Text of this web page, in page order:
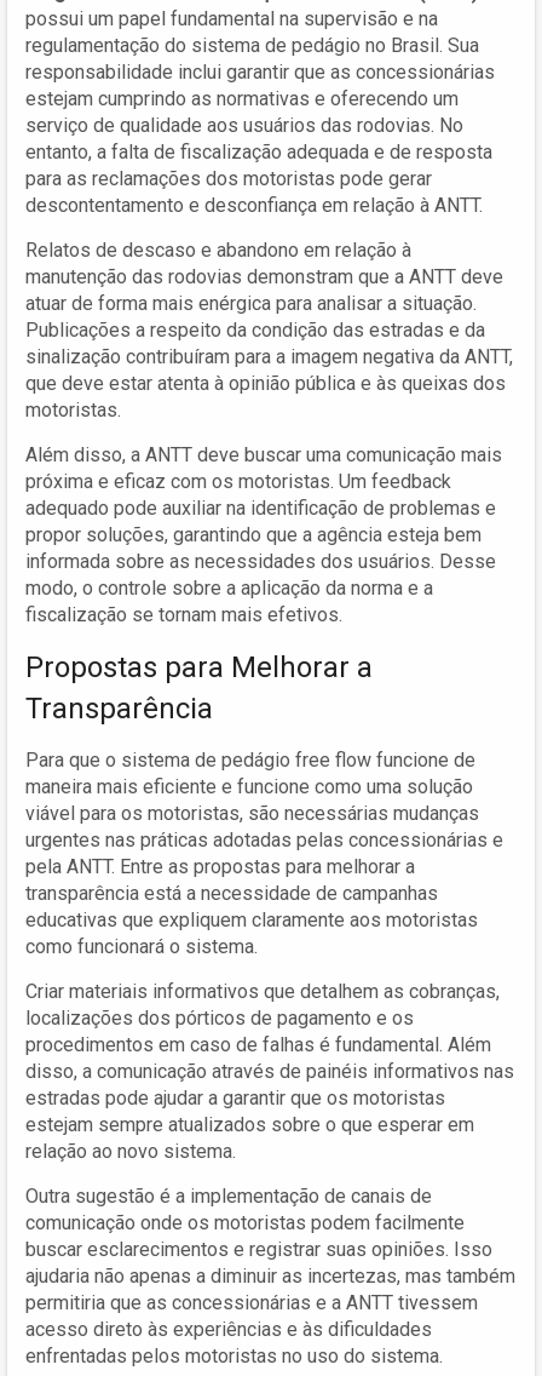
possui um papel fundamental na supervisão e na
regulamentação do sistema de pedágio no Brasil. Sua
responsabilidade inclui garantir que as concessionárias
estejam cumprindo as normativas e oferecendo um
serviço de qualidade aos usuários das rodovias. No
entanto, a falta de fiscalização adequada e de resposta
para as reclamações dos motoristas pode gerar
descontentamento e desconfiança em relação à ANTT.
Relatos de descaso e abandono em relação à
manutenção das rodovias demonstram que a ANTT deve
atuar de forma mais enérgica para analisar a situação.
Publicações a respeito da condição das estradas e da
sinalização contribuíram para a imagem negativa da ANTT,
que deve estar atenta à opinião pública e às queixas dos
motoristas.
Além disso, a ANTT deve buscar uma comunicação mais
próxima e eficaz com os motoristas. Um feedback
adequado pode auxiliar na identificação de problemas e
propor soluções, garantindo que a agência esteja bem
informada sobre as necessidades dos usuários. Desse
modo, o controle sobre a aplicação da norma e a
fiscalização se tornam mais efetivos.
Propostas para Melhorar a
Transparência
Para que o sistema de pedágio free flow funcione de
maneira mais eficiente e funcione como uma solução
viável para os motoristas, são necessárias mudanças
urgentes nas práticas adotadas pelas concessionárias e
pela ANTT. Entre as propostas para melhorar a
transparência está a necessidade de campanhas
educativas que expliquem claramente aos motoristas
como funcionará o sistema.
Criar materiais informativos que detalhem as cobranças,
localizações dos pórticos de pagamento e os
procedimentos em caso de falhas é fundamental. Além
disso, a comunicação através de painéis informativos nas
estradas pode ajudar a garantir que os motoristas
estejam sempre atualizados sobre o que esperar em
relação ao novo sistema.
Outra sugestão é a implementação de canais de
comunicação onde os motoristas podem facilmente
buscar esclarecimentos e registrar suas opiniões. Isso
ajudaria não apenas a diminuir as incertezas, mas também
permitiria que as concessionárias e a ANTT tivessem
acesso direto às experiências e às dificuldades
enfrentadas pelos motoristas no uso do sistema.